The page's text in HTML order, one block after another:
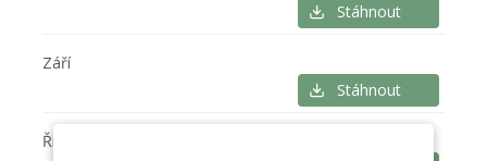
Stáhnout
Září
Stáhnout
Říjen